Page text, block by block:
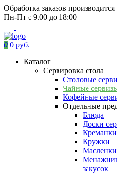
Обработка заказов производится
Пн-Пт с 9.00 до 18:00
0 0 руб.
Каталог
Сервировка стола
Столовые
Чайные
Кофейные
Отдельные
Блюда
Доски
Кружки
Масленки
закусок